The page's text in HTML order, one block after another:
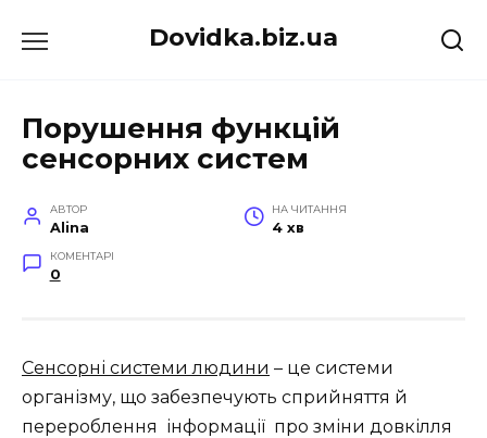
до
Dovidka.biz.ua
Порушення функцій
сенсорних систем
АВТОР
Alina
НА ЧИТАННЯ
4 хв
КОМЕНТАРІ
0
Сенсорні системи людини – це системи
організму, що забезпечують сприйняття й
перероблення інформації про зміни довкілля